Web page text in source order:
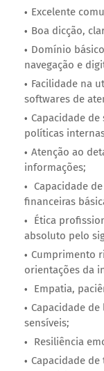
Excelente
Boa dicção,
Domínio
navegação e
Facilidade na
softwares de
Capacidade
políticas
Atenção ao
informações;
Capacidade
financeiras
Ética
absoluto pelo
Cumprimento
orientações da
Empatia,
Capacidade
sensíveis;
Resiliência
Capacidade